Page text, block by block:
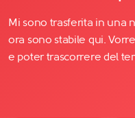
Mi sono trasferita in una
ora sono stabile qui.
e poter trascorrere del